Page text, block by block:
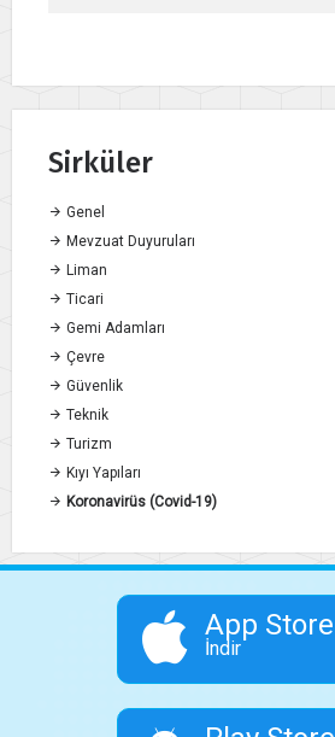
Sirküler
Genel
Mevzuat Duyuruları
Liman
Ticari
Gemi Adamları
Çevre
Güvenlik
Teknik
Turizm
Kıyı Yapıları
Koronavirüs (Covid-19)
App Store
İndir